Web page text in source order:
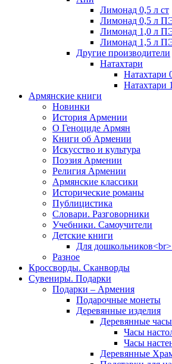
Лимонад 0,5 л ст
Лимонад 0,5 л
Лимонад 1,0 л
Лимонад 1,5 л
Другие производители
Натахтари
Натахтари
Натахтари
Армянские книги
Новинки
История Армении
О Геноциде Армян
Книги об Армении
Иcкусство и культура
Поэзия Армении
Религия Армении
Армянские классики
Исторические романы
Публицистика
Словари. Разговорники
Учебники. Самоучители
Детские книги
Для
Разное
Кроссворды. Сканворды
Сувениры. Подарки
Подарки – Армения
Подарочные монеты
Деревянные изделия
Деревянные часы
Часы
Часы
Деревянные